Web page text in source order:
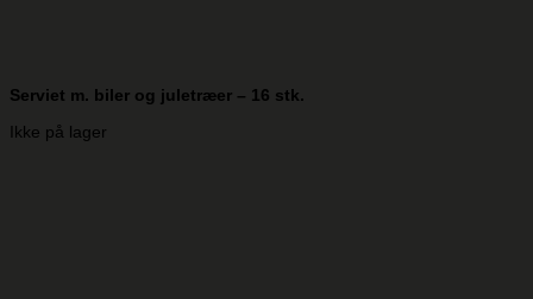
Serviet m. biler og juletræer – 16 stk.
Ikke på lager